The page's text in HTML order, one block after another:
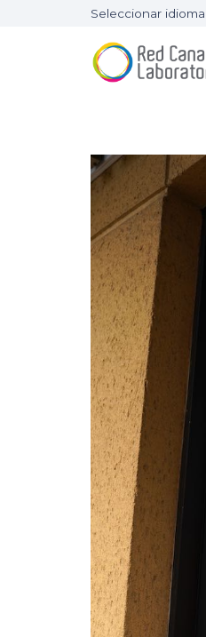
Seleccionar idioma